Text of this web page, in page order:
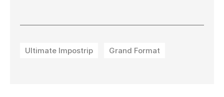
Ultimate Impostrip Grand Format